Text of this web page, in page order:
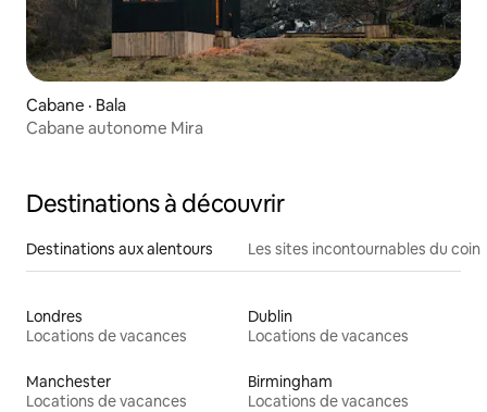
Cabane · Bala
Cabane autonome Mira
Destinations à découvrir
Destinations aux alentours Les sites incontournables du coin
Londres
Locations de vacances
Dublin
Locations de vacances
Manchester
Locations de vacances
Birmingham
Locations de vacances